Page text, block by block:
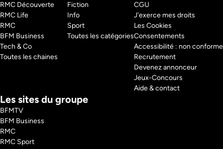
RMC Découverte
RMC Life
RMC
BFM Business
Tech & Co
Toutes les chaines
Fiction
Info
Sport
Toutes les catégories
CGU
J'exerce mes droits
Les Cookies
Consentements
Accessibilité : non conforme
Recrutement
Devenez annonceur
Jeux-Concours
Aide & contact
Les sites du groupe
BFMTV
BFM Business
RMC
RMC Sport